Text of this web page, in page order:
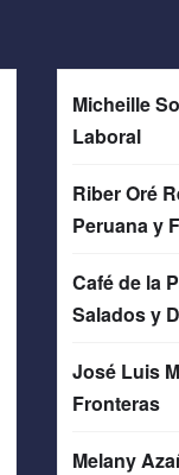
Micheille
Laboral
Riber Oré
Peruana y
Café de la
Salados y
José Luis
Fronteras
Melany